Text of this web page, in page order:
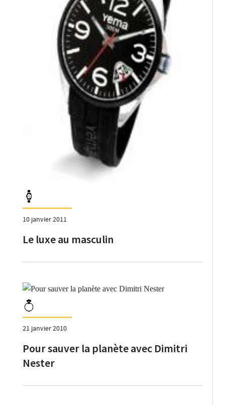
10 janvier 2011
Le luxe au masculin
21 janvier 2010
Pour sauver la planète avec Dimitri
Nester